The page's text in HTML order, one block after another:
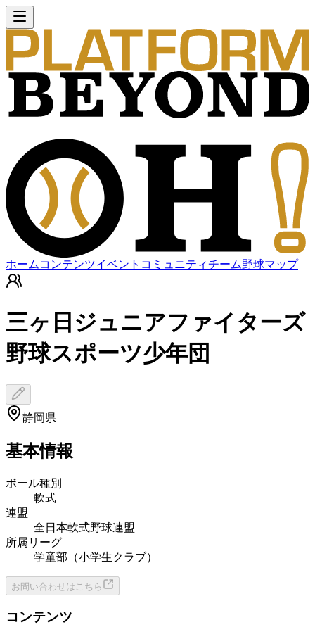
ホーム コンテンツイベント コミュニティチーム野球マップ
三ヶ日ジュニアファイターズ
野球スポーツ少年団
静岡県
基本情報
ボール種別
軟式
連盟
全日本軟式野球連盟
所属リーグ
学童部（小学生クラブ）
お問い合わせはこちら
コンテンツ